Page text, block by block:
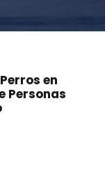
en
Personas